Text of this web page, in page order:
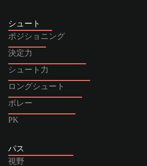
シュート
ポジショニング
決定力
シュート力
ロングシュート
ボレー
PK
パス
視野